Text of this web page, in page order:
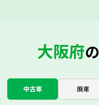
大阪府の
中古車 廃車